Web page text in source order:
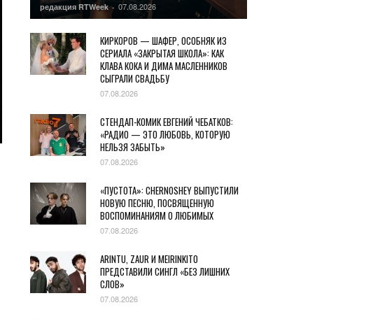
редакция RTWeek - 07.08.2026
КИРКОРОВ — ШАФЕР, ОСОБНЯК ИЗ
СЕРИАЛА «ЗАКРЫТАЯ ШКОЛА»: КАК
КЛАВА КОКА И ДИМА МАСЛЕННИКОВ
СЫГРАЛИ СВАДЬБУ
07.08.2026
СТЕНДАП-КОМИК ЕВГЕНИЙ ЧЕБАТКОВ:
«РАДИО — ЭТО ЛЮБОВЬ, КОТОРУЮ
НЕЛЬЗЯ ЗАБЫТЬ»
07.08.2026
«ПУСТОТА»: CHERNOSHEY ВЫПУСТИЛИ
НОВУЮ ПЕСНЮ, ПОСВЯЩЕННУЮ
ВОСПОМИНАНИЯМ О ЛЮБИМЫХ
07.08.2026
ARINTU, ZAUR И MEIRINKITO
ПРЕДСТАВИЛИ СИНГЛ «БЕЗ ЛИШНИХ
СЛОВ»
07.08.2026